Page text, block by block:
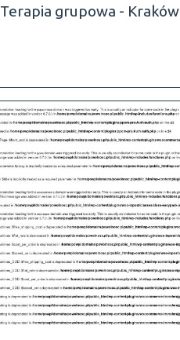
Terapia grupowa - Kraków